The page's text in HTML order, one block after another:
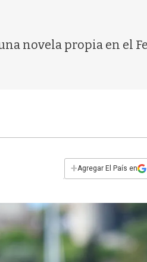
novela propia en el
+Agregar El País en